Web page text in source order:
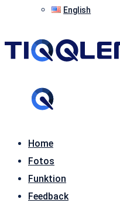
English
Home
Fotos
Funktion
Feedback